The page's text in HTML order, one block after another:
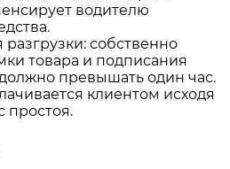
водителю
собственно
товара и подписания
превышать один час.
клиентом исходя
простоя.